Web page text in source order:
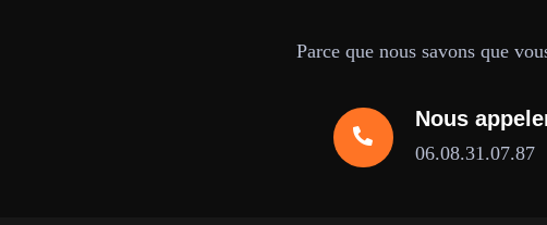
Parce que nous savons que
Nous
06.08.31.07.87